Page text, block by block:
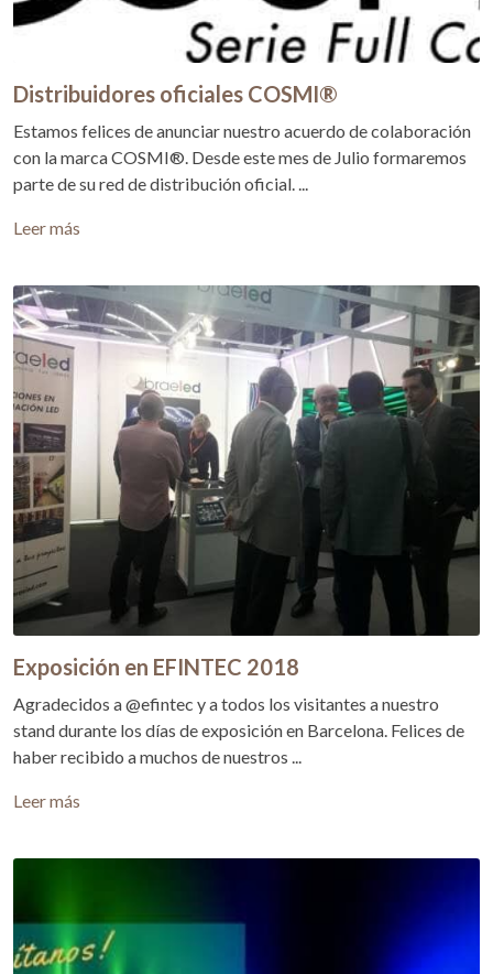
Distribuidores oficiales COSMI®
Estamos felices de anunciar nuestro acuerdo de colaboración
con la marca COSMI®. Desde este mes de Julio formaremos
parte de su red de distribución oficial. ...
Leer más
Exposición en EFINTEC 2018
Agradecidos a @efintec y a todos los visitantes a nuestro
stand durante los días de exposición en Barcelona. Felices de
haber recibido a muchos de nuestros ...
Leer más